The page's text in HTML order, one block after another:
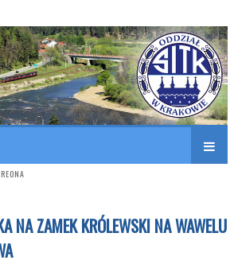
w KRAKOWIE
& Technicians of Transportation
NA ZAMEK KRÓLEWSKI NA WAWELU